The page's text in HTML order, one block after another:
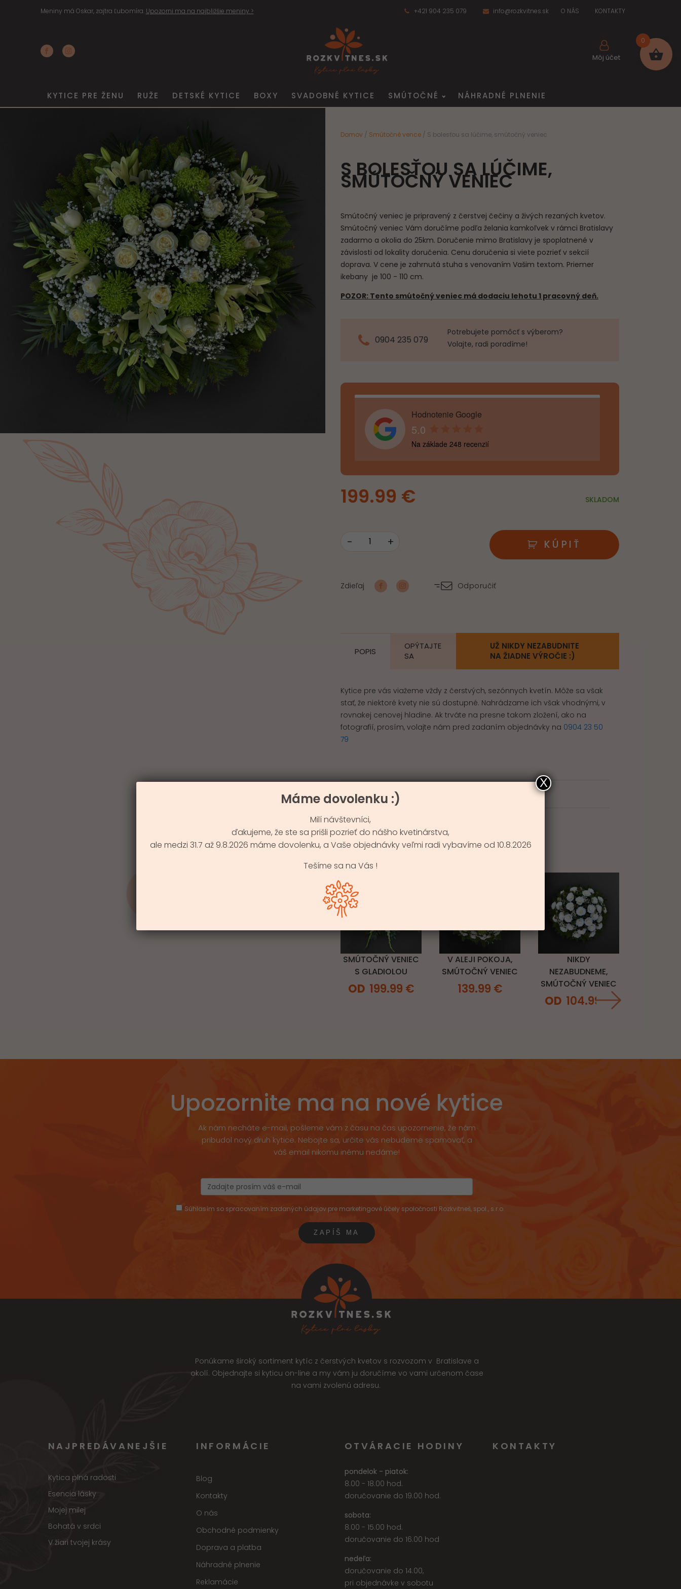
Meniny má Oskar, zajtra Ľubomíra. Upozorni ma na najbližšie meniny > +421 904 235 079 info@rozkvitnes.sk O NÁS KONTAKTY
Môj účet
KYTICE PRE ŽENU RUŽE DETSKÉ KYTICE BOXY SVADOBNÉ KYTICE SMÚTOČNÉ NÁHRADNÉ PLNENIE
Domov / Smútočné vence / S bolesťou sa lúčime, smútočný veniec
S BOLESŤOU SA LÚČIME,
SMÚTOČNÝ VENIEC
Smútočný veniec je pripravený z čerstvej čečiny a živých rezaných kvetov.
Smútočný veniec Vám doručíme podľa želania kamkoľvek v rámci Bratislavy
zadarmo a okolia do 25km. Doručenie mimo Bratislavy je spoplatnené v
závislosti od lokality doručenia. Cenu doručenia si viete pozrieť v sekcií
doprava. V cene je zahrnutá stuha s venovaním Vašim textom. Priemer
ikebany je 100 - 110 cm.
POZOR: Tento smútočný veniec má dodaciu lehotu 1 pracovný deň.
0904 235 079
Potrebujete pomôcť s výberom?
Volajte, radi poradíme!
Hodnotenie Google
5.0
Na základe 248 recenzií
199.99 € SKLADOM
-
sa
+ KÚPIŤ
Zdieľaj Odporučiť
POPIS
OPÝTAJTE
SA
UŽ NIKDY NEZABUDNITE
NA ŽIADNE VÝROČIE :)
Kytice pre vás viažeme vždy z čerstvých, sezónnych kvetín. Môže sa však
stať, že niektoré kvety nie sú dostupné. Nahrádzame ich však vhodnými, v
rovnakej cenovej hladine. Ak trváte na presne takom zložení, ako na
fotografií, prosím, volajte nám pred zadaním objednávky na 0904 23 50
79
Zloženie:
PODOBNÉ KYTICE
SMÚTOČNÝ VENIEC
S GLADIOLOU
199.99 €
V ALEJI POKOJA,
SMÚTOČNÝ VENIEC
139.99 €
NIKDY
NEZABUDNEME,
SMÚTOČNÝ VENIEC
104.99€
Upozornite ma na nové kytice
Ak nám necháte e-mail, pošleme vám z času na čas upozornenie, že nám
pribudol nový druh kytice. Nebojte sa, určite vás nebudeme spamovať, a
váš email nikomu inému nedáme!
Súhlasím so spracovaním zadaných údajov pre marketingové účely spoločnosti Rozkvitneš, spol., s.r.o.
Ponúkame široký sortiment kytíc z čerstvých kvetov s rozvozom v Bratislave a
okolí. Objednajte si kyticu on-line a my vám ju doručíme vo vami určenom čase
na vami zvolenú adresu.
NAJPREDÁVANEJŠIE
Kytica plná radosti
Esencia lásky
Mojej milej
Bohatá v srdci
V žiari tvojej krásy
INFORMÁCIE
Blog
Kontakty
O nás
Obchodné podmienky
Doprava a platba
Náhradné plnenie
Reklamácie
OTVÁRACIE HODINY
pondelok - piatok:
8.00 - 18.00 hod.
doručovanie do 19.00 hod.
sobota:
8.00 - 15.00 hod.
doručovanie do 16.00 hod
nedeľa:
doručovanie do 14.00,
pri objednávke v sobotu
KONTAKTY
Máme dovolenku :)
Milí návštevníci,
ďakujeme, že ste sa prišli pozrieť do nášho kvetinárstva,
ale medzi 31.7 až 9.8.2026 máme dovolenku, a Vaše objednávky veľmi radi vybavíme od 10.8.2026
Tešíme sa na Vás !
X
0